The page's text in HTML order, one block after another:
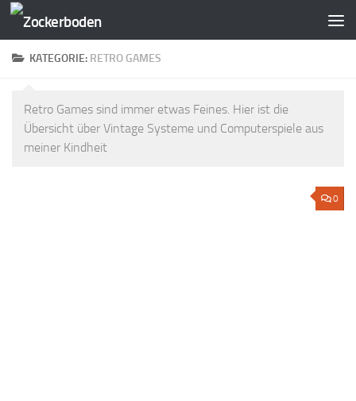
Zum Inhalt springen
KATEGORIE: RETRO GAMES
Retro Games sind immer etwas Feines. Hier ist die
Übersicht über Vintage Systeme und Computerspiele aus
meiner Kindheit
0